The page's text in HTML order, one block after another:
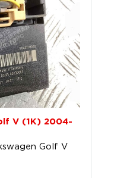
V (1K) 2004-
Golf V